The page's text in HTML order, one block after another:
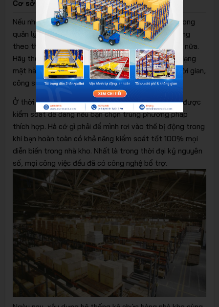
Cơ sở thiết bị lạc hậu
Nếu như bạn vẫn sử dụng sổ sách hoặc excel cũ trong
quản lý hàng hoá trong kho, dĩ nhiên vẫn được nhưng
theo thời gian phương pháp ấy không còn hiệu quả nữa.
Hãy thử tưởng tượng,với lượng hàng hoá lớn, đa dạng
mặt hàng cũng như mẫu mã, bạn phải mất nhiều thời gian,
công sức như thế nào mới kiểm soát tốt chúng.
Ở thời đại kỷ nguyên số, mọi công tác quản lý đều được
kiểm soát dễ dàng nếu bạn chọn trúng phương pháp
thích hợp. Hà cớ gì phải để mình rơi vào thế bị động trong
khi bạn hoàn toàn có khả năng kiểm soát tốt 100% mọi
diễn biến trong nhà kho. Nhất là trong thời đại kỷ nguyên
số, mọi công việc đều đã có công nghệ bổ trợ.